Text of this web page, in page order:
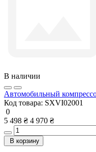
В наличии
Автомобильный
Код товара: SXVI02001
0
5 498 ₴ 4 970 ₴
В корзину